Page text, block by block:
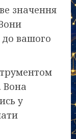
значення
вашого
Вона
у